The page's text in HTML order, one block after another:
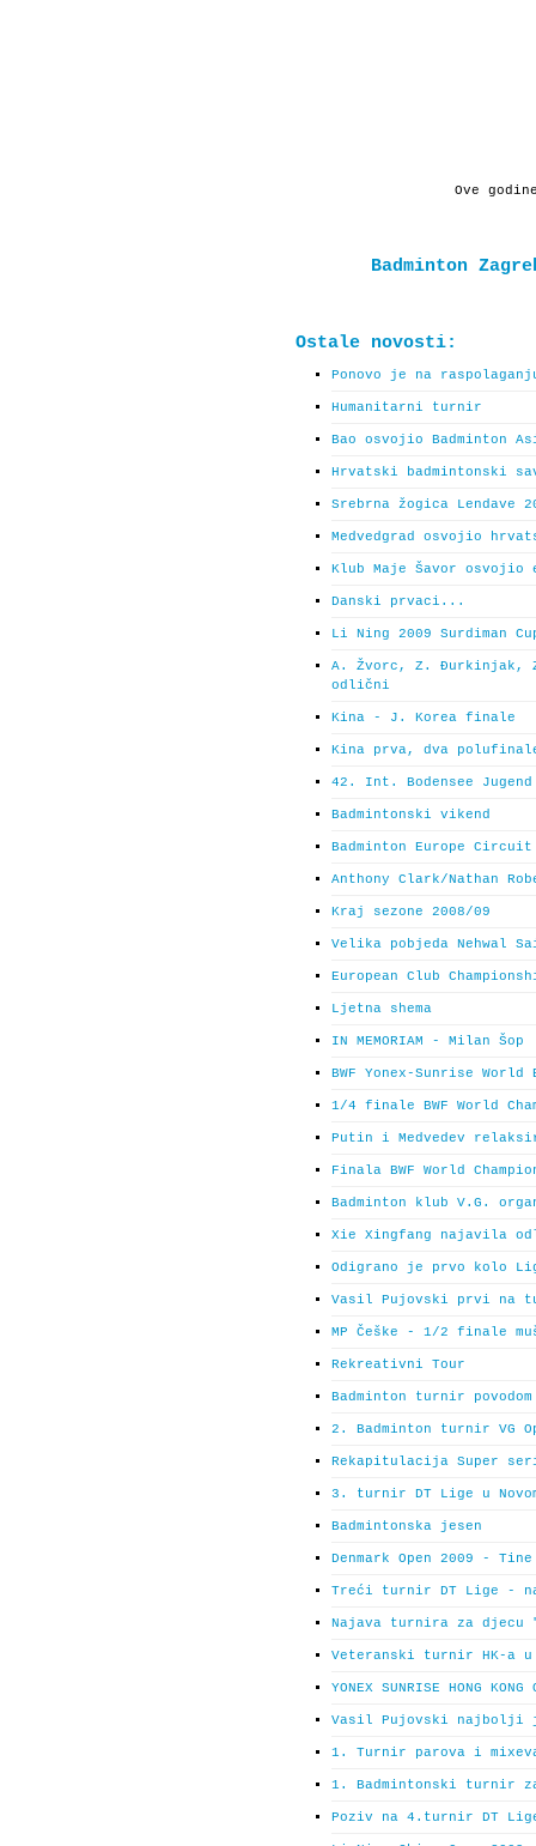
Ove
Badminton
Ostale novosti:
Ponovo je na
Humanitarni turnir
Bao osvojio Badminton
Hrvatski badmintonski
Srebrna žogica Lendave
Medvedgrad osvojio
Klub Maje Šavor
Danski prvaci...
Li Ning 2009 Surdiman
A. Žvorc, Z. Đurkinjak,
odlični
Kina - J. Korea finale
Kina prva, dva
42. Int. Bodensee
Badmintonski vikend
Badminton Europe
Anthony Clark/Nathan
Kraj sezone 2008/09
Velika pobjeda Nehwal
European Club
Ljetna shema
IN MEMORIAM - Milan Šop
BWF Yonex-Sunrise World
1/4 finale BWF World
Putin i Medvedev
Finala BWF World
Badminton klub V.G.
Xie Xingfang najavila
Odigrano je prvo kolo
Vasil Pujovski prvi na
MP Češke - 1/2 finale
Rekreativni Tour
Badminton turnir
2. Badminton turnir VG
Rekapitulacija Super
3. turnir DT Lige u
Badmintonska jesen
Denmark Open 2009 -
Treći turnir DT Lige -
Najava turnira za djecu
Veteranski turnir HK-a u
YONEX SUNRISE HONG
Vasil Pujovski najbolji
1. Turnir parova i
1. Badmintonski turnir
Poziv na 4.turnir DT